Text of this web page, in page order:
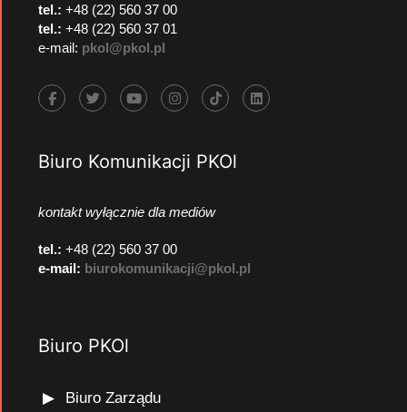
tel.: +48 (22) 560 37 00
tel.: +48 (22) 560 37 01
e-mail: pkol@pkol.pl
Biuro Komunikacji PKOl
kontakt wyłącznie dla mediów
tel.: +48 (22) 560 37 00
e-mail: biurokomunikacji@pkol.pl
Biuro PKOl
Biuro Zarządu